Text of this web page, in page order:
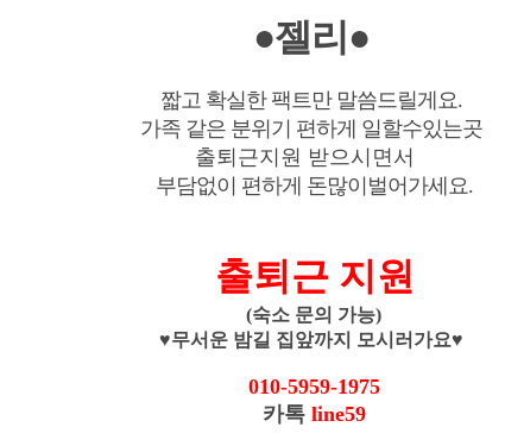
●젤리●
짧고 확실한 팩트만 말씀드릴게요.
가족 같은 분위기 편하게 일할수있는곳
출퇴근지원 받으시면서
부담없이 편하게 돈많이벌어가세요.
출퇴근 지원
(숙소 문의 가능)
♥무서운 밤길 집앞까지 모시러가요♥
010-5959-1975
카톡 line59